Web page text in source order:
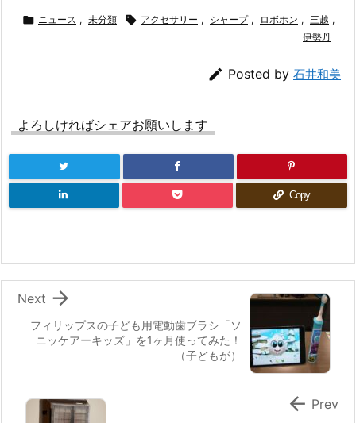
 ニュース , 未分類  アクセサリー , シャープ , ロボホン , 三越 ,
伊勢丹
 Posted by 石井和美
よろしければシェアお願いします
Copy
フィリップスの子ども用電動歯ブラシ「ソ
ニッケアーキッズ」を1ヶ月使ってみた！
（子どもが）

Next
 Prev